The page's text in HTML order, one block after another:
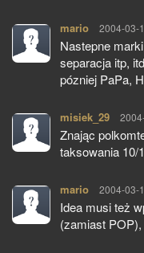
mario pisze:
2004-03-
Nastepne
separacja itp,
pózniej PaPa,
misiek_29 pisze:
Znając
taksowania 10/
mario pisze:
2004-03-
Idea musi też
(zamiast